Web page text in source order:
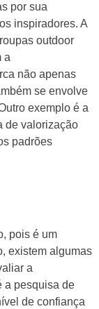
por sua
inspiradores. A
outdoor
a
não apenas
se envolve
exemplo é a
de valorização
padrões
pois é um
existem algumas
a
a pesquisa de
de confiança